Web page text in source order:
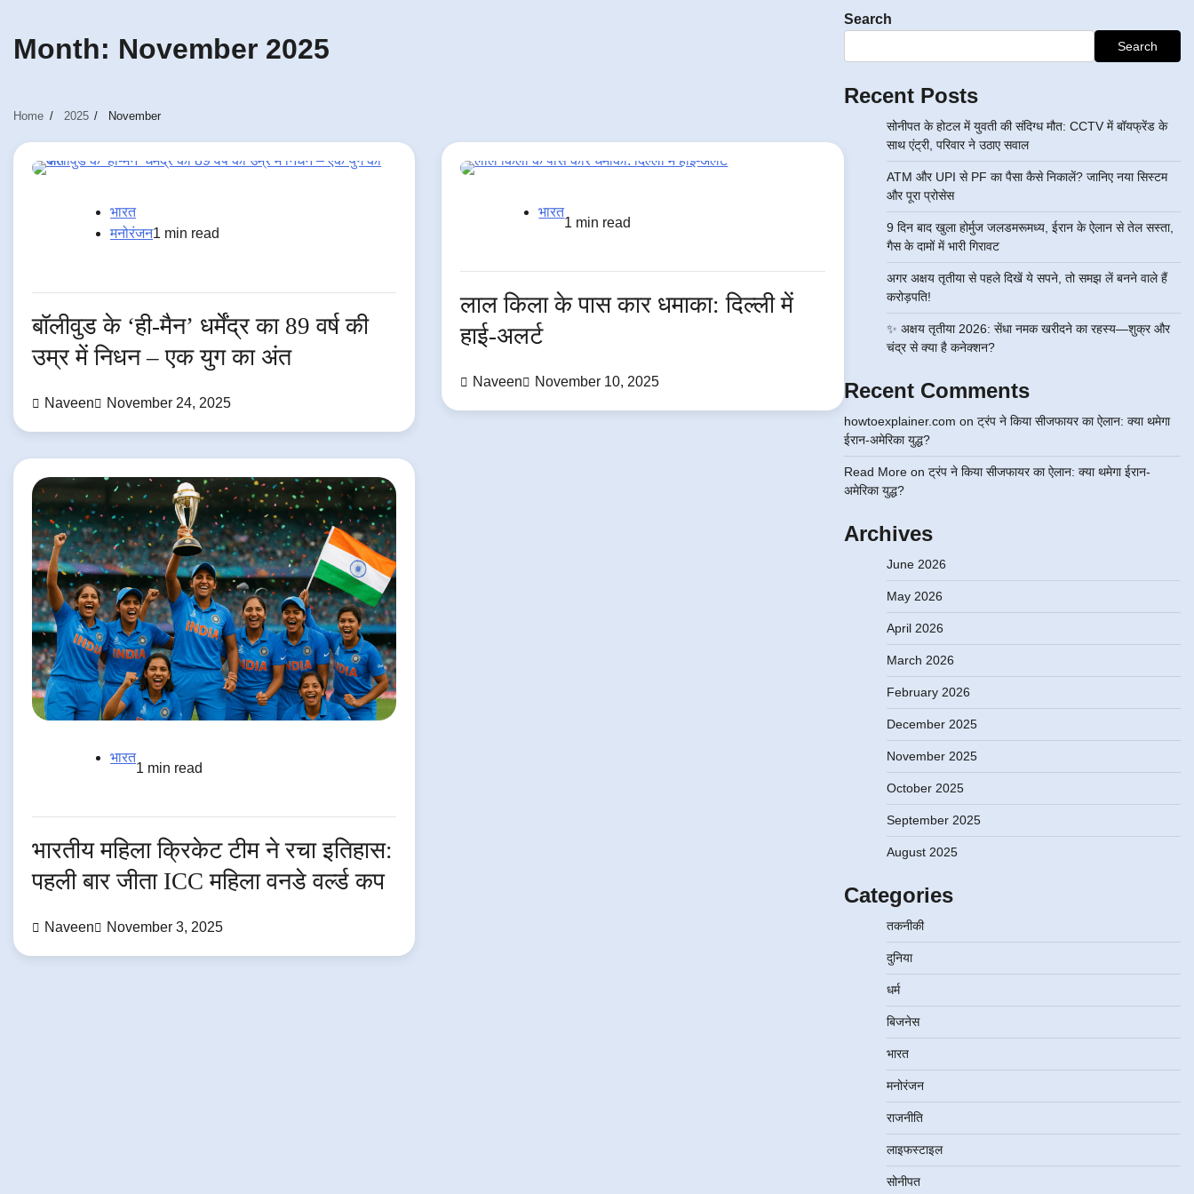
Month: November 2025
Home 2025 November
भारत
मनोरंजन1 min read
बॉलीवुड के ‘ही-मैन’ धर्मेंद्र का 89 वर्ष की
उम्र में निधन – एक युग का अंत
Naveen November 24, 2025
भारत
1 min read
लाल किला के पास कार धमाका: दिल्ली में
हाई-अलर्ट
Naveen November 10, 2025
भारत
1 min read
भारतीय महिला क्रिकेट टीम ने रचा इतिहास:
पहली बार जीता ICC महिला वनडे वर्ल्ड कप
Naveen November 3, 2025
Search
Search
Recent Posts
सोनीपत के होटल में युवती की संदिग्ध मौत: CCTV में बॉयफ्रेंड के
साथ एंट्री, परिवार ने उठाए सवाल
ATM और UPI से PF का पैसा कैसे निकालें? जानिए नया सिस्टम
और पूरा प्रोसेस
9 दिन बाद खुला होर्मुज जलडमरूमध्य, ईरान के ऐलान से तेल सस्ता,
गैस के दामों में भारी गिरावट
अगर अक्षय तृतीया से पहले दिखें ये सपने, तो समझ लें बनने वाले हैं
करोड़पति!
✨ अक्षय तृतीया 2026: सेंधा नमक खरीदने का रहस्य—शुक्र और
चंद्र से क्या है कनेक्शन?
Recent Comments
howtoexplainer.com on ट्रंप ने किया सीजफायर का ऐलान: क्या थमेगा
ईरान-अमेरिका युद्ध?
Read Moreon ट्रंप ने किया सीजफायर का ऐलान: क्या थमेगा ईरान-
अमेरिका युद्ध?
Archives
June 2026
May 2026
April 2026
March 2026
February 2026
December 2025
November 2025
October 2025
September 2025
August 2025
Categories
तकनीकी
दुनिया
धर्म
बिजनेस
भारत
मनोरंजन
राजनीति
लाइफस्टाइल
सोनीपत